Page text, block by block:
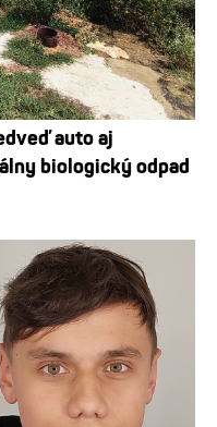
auto aj
biologický odpad